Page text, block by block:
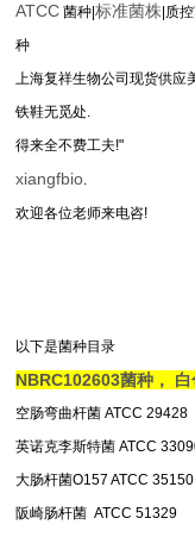
ATCC 菌种|标准菌株 |质
种
上海复祥生物公司现货供应
铁鞋无觅处.
得来全不费工夫!"
xiangfbio.
欢迎各位老师来电咨!
以下是菌种目录
NBRC102603菌种，
空肠弯曲杆菌 ATCC 29428
英诺克李斯特菌 ATCC
大肠杆菌O157 ATCC 35150
阪崎肠杆菌 ATCC 51329